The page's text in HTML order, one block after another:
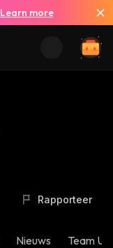
Learn more
Rapporteer
Nieuws Team